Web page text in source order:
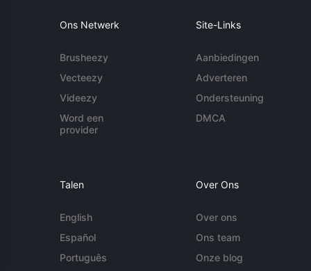
Ons Netwerk
Brusheezy
Vecteezy
Videezy
Word een
provider
Site-Links
Aanbiedingen
Adverteren
Ondersteuning
DMCA
Talen
English
Español
Português
Over Ons
Over ons
Ons team
Onze blog